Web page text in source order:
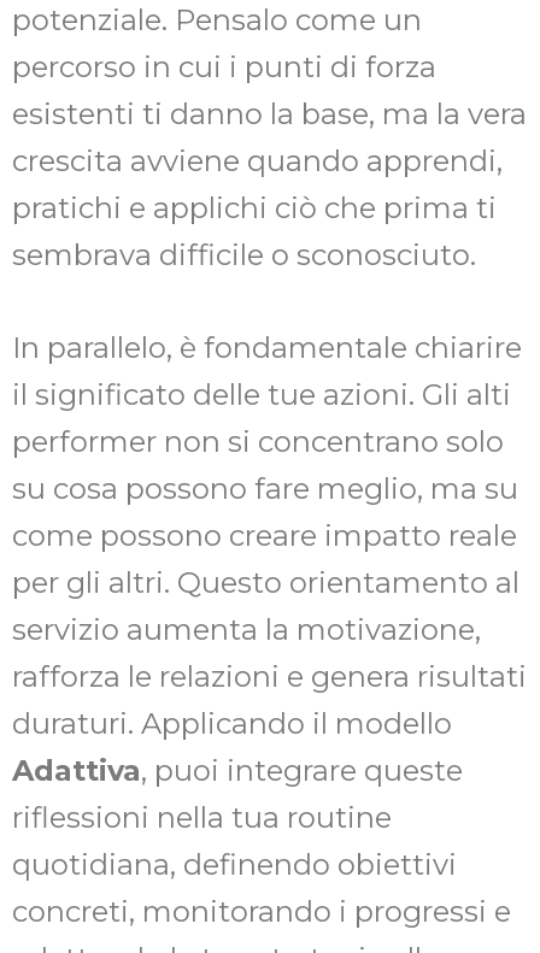
potenziale. Pensalo come un
percorso in cui i punti di forza
esistenti ti danno la base, ma la vera
crescita avviene quando apprendi,
pratichi e applichi ciò che prima ti
sembrava difficile o sconosciuto.
In parallelo, è fondamentale chiarire
il significato delle tue azioni. Gli alti
performer non si concentrano solo
su cosa possono fare meglio, ma su
come possono creare impatto reale
per gli altri. Questo orientamento al
servizio aumenta la motivazione,
rafforza le relazioni e genera risultati
duraturi. Applicando il modello
Adattiva, puoi integrare queste
riflessioni nella tua routine
quotidiana, definendo obiettivi
concreti, monitorando i progressi e